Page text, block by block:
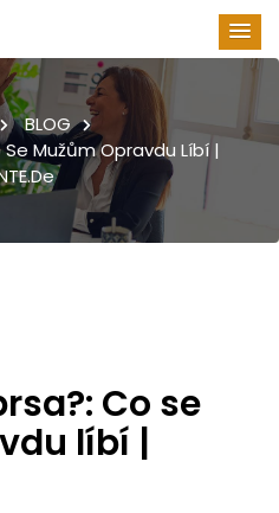
BLOG
Mužům Opravdu Líbí |
Co se
líbí |